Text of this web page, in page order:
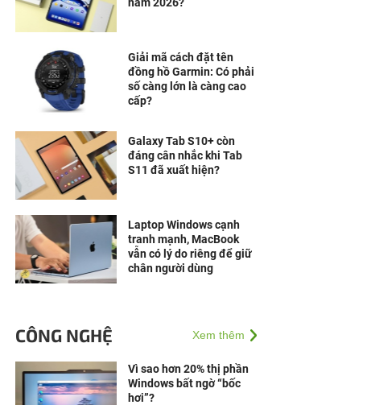
Giải mã cách đặt tên
đồng hồ Garmin: Có phải
số càng lớn là càng cao
cấp?
Galaxy Tab S10+ còn
đáng cân nhắc khi Tab
S11 đã xuất hiện?
Laptop Windows cạnh
tranh mạnh, MacBook
vẫn có lý do riêng để giữ
chân người dùng
CÔNG NGHỆ Xem thêm
Vì sao hơn 20% thị phần
Windows bất ngờ “bốc
hơi”?